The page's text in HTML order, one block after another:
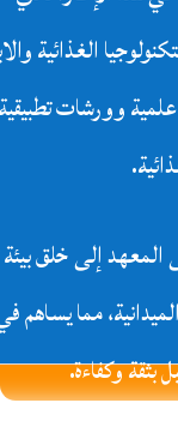
بالتكنولوجيا
علمية وورشات
إلى خلق بيئة
مما
وكفاءة.